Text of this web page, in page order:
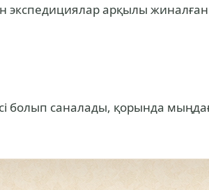
арқылы жиналған
болып саналады, қорында